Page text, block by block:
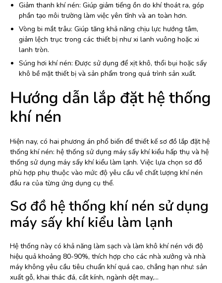
Giảm thanh khí nén: Giúp giảm tiếng ồn do khí thoát ra, góp
phần tạo môi trường làm việc yên tĩnh và an toàn hơn.
Vòng bi mắt trâu: Giúp tăng khả năng chịu lực hướng tâm,
giảm lệch trục trong các thiết bị như xi lanh vuông hoặc xi
lanh tròn.
Súng hơi khí nén: Được sử dụng để xịt khô, thổi bụi hoặc sấy
khô bề mặt thiết bị và sản phẩm trong quá trình sản xuất.
Hướng dẫn lắp đặt hệ thống
khí nén
Hiện nay, có hai phương án phổ biến để thiết kế sơ đồ lắp đặt hệ
thống khí nén: hệ thống sử dụng máy sấy khí kiểu hấp thụ và hệ
thống sử dụng máy sấy khí kiểu làm lạnh. Việc lựa chọn sơ đồ
phù hợp phụ thuộc vào mức độ yêu cầu về chất lượng khí nén
đầu ra của từng ứng dụng cụ thể.
Sơ đồ hệ thống khí nén sử dụng
máy sấy khí kiểu làm lạnh
Hệ thống này có khả năng làm sạch và làm khô khí nén với độ
hiệu quả khoảng 80-90%, thích hợp cho các nhà xưởng và nhà
máy không yêu cầu tiêu chuẩn khí quá cao, chẳng hạn như: sản
xuất gỗ, khai thác đá, cắt kính, ngành dệt may,…